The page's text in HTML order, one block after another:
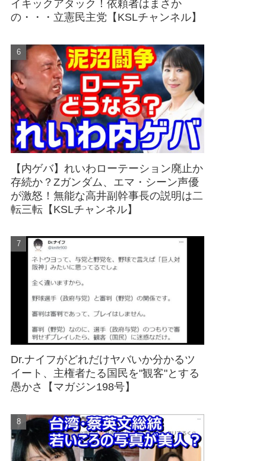
イキックアタック！依頼者はまさか
の・・・立憲民主党【KSLチャンネル】
【内ゲバ】れいわローテーション廃止か
存続か？Zガンダム、エマ・シーン声優
が激怒！無能な高井副幹事長の説明は二
転三転【KSLチャンネル】
Dr.ナイフがどれだけヤバいか分かるツ
イート、主権者たる国民を"観客"とする
愚かさ【マガジン198号】